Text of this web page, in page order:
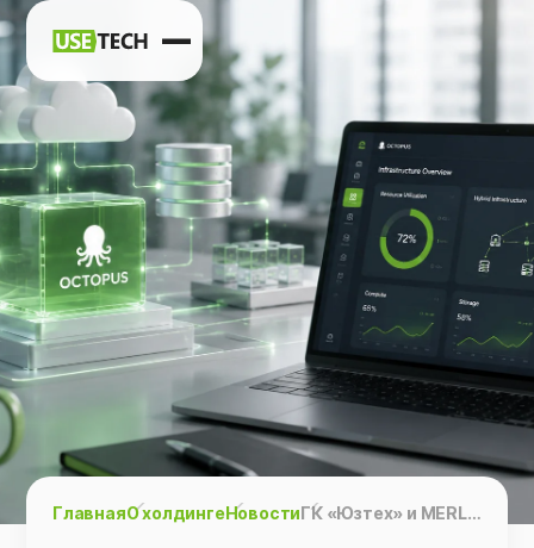
Карьера
Контакты
h vk tg
ГлавнаяО холдингеНовости ГК «Юзтех» и MERLION проведут вебинар по управлению ИТ-ресурсами гибридной инфраструктуры